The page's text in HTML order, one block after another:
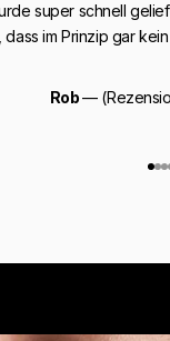
super schnell
dass im Prinzip gar
Rob—